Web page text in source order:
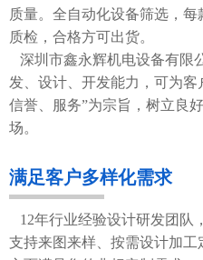
质量。全自动化设备筛选，
质检，合格方可出货。
深圳市鑫永辉机电设备有限
发、设计、开发能力，可为客
信誉、服务”为宗旨，树立良
场。
满足客户多样化需求
12年行业经验设计研发团队
支持来图来样、按需设计加